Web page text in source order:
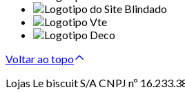
Voltar ao topo
Lojas Le biscuit S/A CNPJ nº